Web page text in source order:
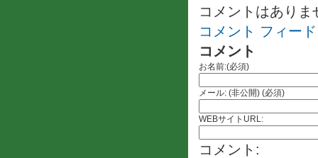
コメントはありま
コメント フィード
コメント
お名前:(必須)
メール: (非公開) (必須)
WEBサイトURL:
コメント: